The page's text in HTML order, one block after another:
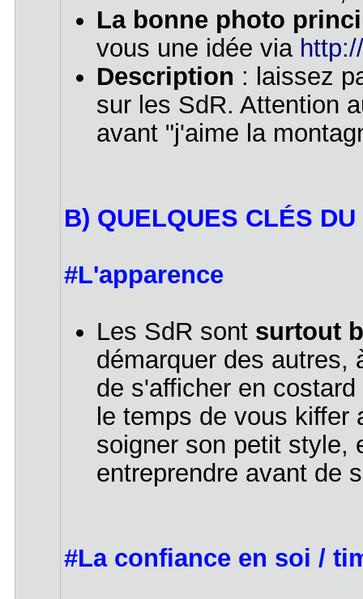
La bonne photo
vous une idée via
Description : laissez
sur les SdR. Attention
avant "j'aime la
B) QUELQUES CLÉS DU
#L'apparence
Les SdR sont surtout
démarquer des
de s'afficher en
le temps de vous kiffer
soigner son petit style,
entreprendre avant de
#La confiance en soi /